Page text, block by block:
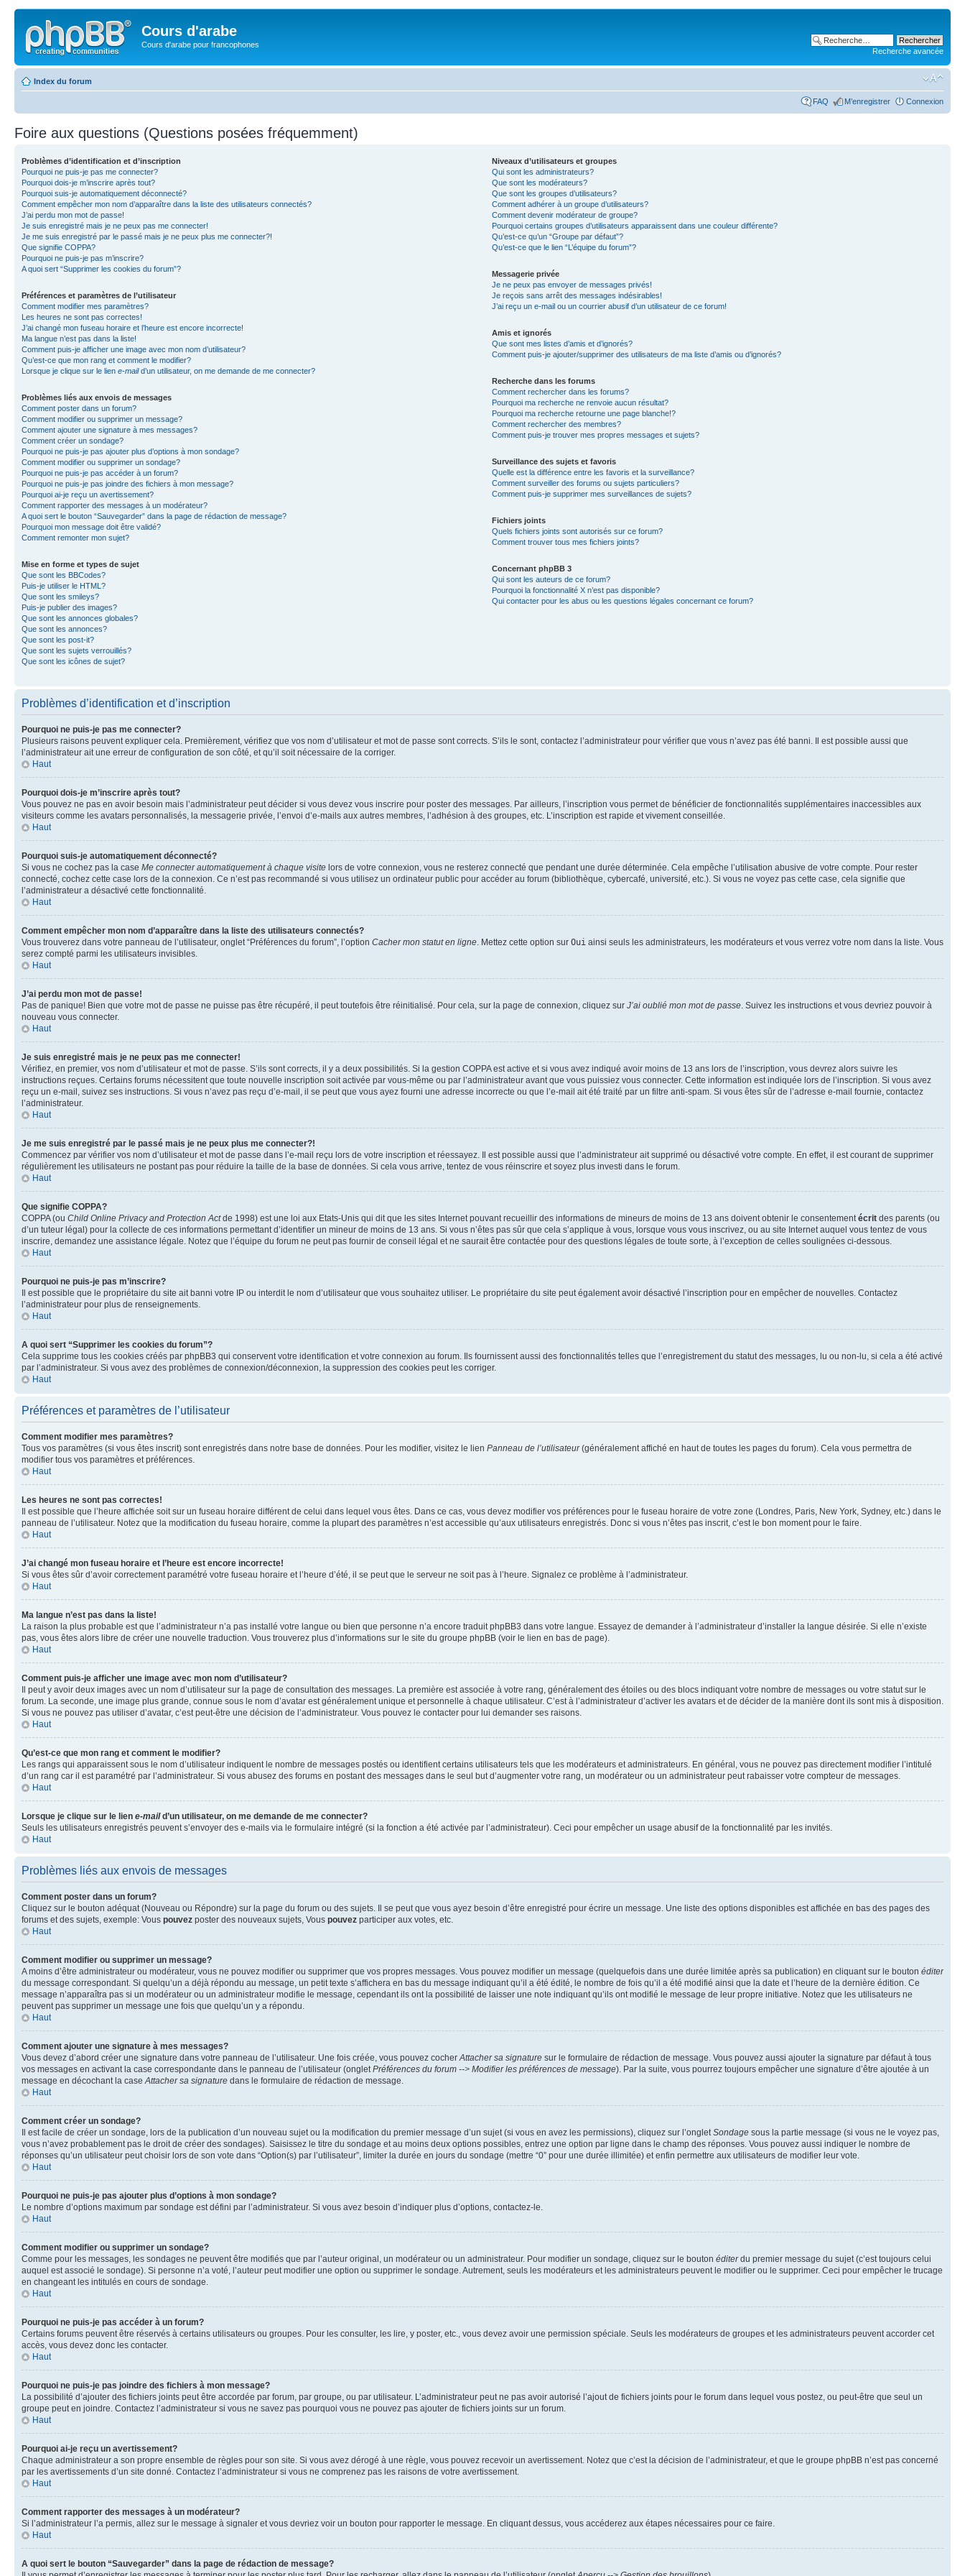
Cours d'arabe
Cours d'arabe pour francophones
Recherche avancée
Index du forum
FAQ M’enregistrer Connexion
Foire aux questions (Questions posées fréquemment)
Problèmes d’identification et d’inscription
Pourquoi ne puis-je pas me connecter?
Pourquoi dois-je m’inscrire après tout?
Pourquoi suis-je automatiquement déconnecté?
Comment empêcher mon nom d’apparaître dans la liste des utilisateurs connectés?
J’ai perdu mon mot de passe!
Je suis enregistré mais je ne peux pas me connecter!
Je me suis enregistré par le passé mais je ne peux plus me connecter?!
Que signifie COPPA?
Pourquoi ne puis-je pas m’inscrire?
A quoi sert “Supprimer les cookies du forum”?
Préférences et paramètres de l’utilisateur
Comment modifier mes paramètres?
Les heures ne sont pas correctes!
J’ai changé mon fuseau horaire et l’heure est encore incorrecte!
Ma langue n’est pas dans la liste!
Comment puis-je afficher une image avec mon nom d’utilisateur?
Qu’est-ce que mon rang et comment le modifier?
Lorsque je clique sur le lien e-maild’un utilisateur, on me demande de me connecter?
Problèmes liés aux envois de messages
Comment poster dans un forum?
Comment modifier ou supprimer un message?
Comment ajouter une signature à mes messages?
Comment créer un sondage?
Pourquoi ne puis-je pas ajouter plus d’options à mon sondage?
Comment modifier ou supprimer un sondage?
Pourquoi ne puis-je pas accéder à un forum?
Pourquoi ne puis-je pas joindre des fichiers à mon message?
Pourquoi ai-je reçu un avertissement?
Comment rapporter des messages à un modérateur?
A quoi sert le bouton “Sauvegarder” dans la page de rédaction de message?
Pourquoi mon message doit être validé?
Comment remonter mon sujet?
Mise en forme et types de sujet
Que sont les BBCodes?
Puis-je utiliser le HTML?
Que sont les smileys?
Puis-je publier des images?
Que sont les annonces globales?
Que sont les annonces?
Que sont les post-it?
Que sont les sujets verrouillés?
Que sont les icônes de sujet?
Niveaux d’utilisateurs et groupes
Qui sont les administrateurs?
Que sont les modérateurs?
Que sont les groupes d’utilisateurs?
Comment adhérer à un groupe d’utilisateurs?
Comment devenir modérateur de groupe?
Pourquoi certains groupes d’utilisateurs apparaissent dans une couleur différente?
Qu’est-ce qu’un “Groupe par défaut”?
Qu’est-ce que le lien “L’équipe du forum”?
Messagerie privée
Je ne peux pas envoyer de messages privés!
Je reçois sans arrêt des messages indésirables!
J’ai reçu un e-mail ou un courrier abusif d’un utilisateur de ce forum!
Amis et ignorés
Que sont mes listes d’amis et d’ignorés?
Comment puis-je ajouter/supprimer des utilisateurs de ma liste d’amis ou d’ignorés?
Recherche dans les forums
Comment rechercher dans les forums?
Pourquoi ma recherche ne renvoie aucun résultat?
Pourquoi ma recherche retourne une page blanche!?
Comment rechercher des membres?
Comment puis-je trouver mes propres messages et sujets?
Surveillance des sujets et favoris
Quelle est la différence entre les favoris et la surveillance?
Comment surveiller des forums ou sujets particuliers?
Comment puis-je supprimer mes surveillances de sujets?
Fichiers joints
Quels fichiers joints sont autorisés sur ce forum?
Comment trouver tous mes fichiers joints?
Concernant phpBB 3
Qui sont les auteurs de ce forum?
Pourquoi la fonctionnalité X n’est pas disponible?
Qui contacter pour les abus ou les questions légales concernant ce forum?
Problèmes d’identification et d’inscription
Pourquoi ne puis-je pas me connecter?
Plusieurs raisons peuvent expliquer cela. Premièrement, vérifiez que vos nom d’utilisateur et mot de passe sont corrects. S’ils le sont, contactez l’administrateur pour vérifier que vous n’avez pas été banni. Il est possible aussi que
l’administrateur ait une erreur de configuration de son côté, et qu’il soit nécessaire de la corriger.
Haut
Pourquoi dois-je m’inscrire après tout?
Vous pouvez ne pas en avoir besoin mais l’administrateur peut décider si vous devez vous inscrire pour poster des messages. Par ailleurs, l’inscription vous permet de bénéficier de fonctionnalités supplémentaires inaccessibles aux
visiteurs comme les avatars personnalisés, la messagerie privée, l’envoi d’e-mails aux autres membres, l’adhésion à des groupes, etc. L’inscription est rapide et vivement conseillée.
Haut
Pourquoi suis-je automatiquement déconnecté?
Si vous ne cochez pas la case Me connecter automatiquement à chaque visite lors de votre connexion, vous ne resterez connecté que pendant une durée déterminée. Cela empêche l’utilisation abusive de votre compte. Pour rester
connecté, cochez cette case lors de la connexion. Ce n’est pas recommandé si vous utilisez un ordinateur public pour accéder au forum (bibliothèque, cybercafé, université, etc.). Si vous ne voyez pas cette case, cela signifie que
l’administrateur a désactivé cette fonctionnalité.
Haut
Comment empêcher mon nom d’apparaître dans la liste des utilisateurs connectés?
Vous trouverez dans votre panneau de l’utilisateur, onglet “Préférences du forum”, l’option Cacher mon statut en ligne . Mettez cette option sur Oui ainsi seuls les administrateurs, les modérateurs et vous verrez votre nom dans la liste. Vous
serez compté parmi les utilisateurs invisibles.
Haut
J’ai perdu mon mot de passe!
Pas de panique! Bien que votre mot de passe ne puisse pas être récupéré, il peut toutefois être réinitialisé. Pour cela, sur la page de connexion, cliquez sur J’ai oublié mon mot de passe . Suivez les instructions et vous devriez pouvoir à
nouveau vous connecter.
Haut
Je suis enregistré mais je ne peux pas me connecter!
Vérifiez, en premier, vos nom d’utilisateur et mot de passe. S’ils sont corrects, il y a deux possibilités. Si la gestion COPPA est active et si vous avez indiqué avoir moins de 13 ans lors de l’inscription, vous devrez alors suivre les
instructions reçues. Certains forums nécessitent que toute nouvelle inscription soit activée par vous-même ou par l’administrateur avant que vous puissiez vous connecter. Cette information est indiquée lors de l’inscription. Si vous avez
reçu un e-mail, suivez ses instructions. Si vous n’avez pas reçu d’e-mail, il se peut que vous ayez fourni une adresse incorrecte ou que l’e-mail ait été traité par un filtre anti-spam. Si vous êtes sûr de l’adresse e-mail fournie, contactez
l’administrateur.
Haut
Je me suis enregistré par le passé mais je ne peux plus me connecter?!
Commencez par vérifier vos nom d’utilisateur et mot de passe dans l’e-mail reçu lors de votre inscription et réessayez. Il est possible aussi que l’administrateur ait supprimé ou désactivé votre compte. En effet, il est courant de supprimer
régulièrement les utilisateurs ne postant pas pour réduire la taille de la base de données. Si cela vous arrive, tentez de vous réinscrire et soyez plus investi dans le forum.
Haut
Que signifie COPPA?
COPPA (ou Child Online Privacy and Protection Actde 1998) est une loi aux Etats-Unis qui dit que les sites Internet pouvant recueillir des informations de mineurs de moins de 13 ans doivent obtenir le consentement écrit des parents (ou
d’un tuteur légal) pour la collecte de ces informations permettant d’identifier un mineur de moins de 13 ans. Si vous n’êtes pas sûr que cela s’applique à vous, lorsque vous vous inscrivez, ou au site Internet auquel vous tentez de vous
inscrire, demandez une assistance légale. Notez que l’équipe du forum ne peut pas fournir de conseil légal et ne saurait être contactée pour des questions légales de toute sorte, à l’exception de celles soulignées ci-dessous.
Haut
Pourquoi ne puis-je pas m’inscrire?
Il est possible que le propriétaire du site ait banni votre IP ou interdit le nom d’utilisateur que vous souhaitez utiliser. Le propriétaire du site peut également avoir désactivé l’inscription pour en empêcher de nouvelles. Contactez
l’administrateur pour plus de renseignements.
Haut
A quoi sert “Supprimer les cookies du forum”?
Cela supprime tous les cookies créés par phpBB3 qui conservent votre identification et votre connexion au forum. Ils fournissent aussi des fonctionnalités telles que l’enregistrement du statut des messages, lu ou non-lu, si cela a été activé
par l’administrateur. Si vous avez des problèmes de connexion/déconnexion, la suppression des cookies peut les corriger.
Haut
Préférences et paramètres de l’utilisateur
Comment modifier mes paramètres?
Tous vos paramètres (si vous êtes inscrit) sont enregistrés dans notre base de données. Pour les modifier, visitez le lien Panneau de l’utilisateur(généralement affiché en haut de toutes les pages du forum). Cela vous permettra de
modifier tous vos paramètres et préférences.
Haut
Les heures ne sont pas correctes!
Il est possible que l’heure affichée soit sur un fuseau horaire différent de celui dans lequel vous êtes. Dans ce cas, vous devez modifier vos préférences pour le fuseau horaire de votre zone (Londres, Paris, New York, Sydney, etc.) dans le
panneau de l’utilisateur. Notez que la modification du fuseau horaire, comme la plupart des paramètres n’est accessible qu’aux utilisateurs enregistrés. Donc si vous n’êtes pas inscrit, c’est le bon moment pour le faire.
Haut
J’ai changé mon fuseau horaire et l’heure est encore incorrecte!
Si vous êtes sûr d’avoir correctement paramétré votre fuseau horaire et l’heure d’été, il se peut que le serveur ne soit pas à l’heure. Signalez ce problème à l’administrateur.
Haut
Ma langue n’est pas dans la liste!
La raison la plus probable est que l’administrateur n’a pas installé votre langue ou bien que personne n’a encore traduit phpBB3 dans votre langue. Essayez de demander à l’administrateur d’installer la langue désirée. Si elle n’existe
pas, vous êtes alors libre de créer une nouvelle traduction. Vous trouverez plus d’informations sur le site du groupe phpBB (voir le lien en bas de page).
Haut
Comment puis-je afficher une image avec mon nom d’utilisateur?
Il peut y avoir deux images avec un nom d’utilisateur sur la page de consultation des messages. La première est associée à votre rang, généralement des étoiles ou des blocs indiquant votre nombre de messages ou votre statut sur le
forum. La seconde, une image plus grande, connue sous le nom d’avatar est généralement unique et personnelle à chaque utilisateur. C’est à l’administrateur d’activer les avatars et de décider de la manière dont ils sont mis à disposition.
Si vous ne pouvez pas utiliser d’avatar, c’est peut-être une décision de l’administrateur. Vous pouvez le contacter pour lui demander ses raisons.
Haut
Qu’est-ce que mon rang et comment le modifier?
Les rangs qui apparaissent sous le nom d’utilisateur indiquent le nombre de messages postés ou identifient certains utilisateurs tels que les modérateurs et administrateurs. En général, vous ne pouvez pas directement modifier l’intitulé
d’un rang car il est paramétré par l’administrateur. Si vous abusez des forums en postant des messages dans le seul but d’augmenter votre rang, un modérateur ou un administrateur peut rabaisser votre compteur de messages.
Haut
Lorsque je clique sur le lien e-maild’un utilisateur, on me demande de me connecter?
Seuls les utilisateurs enregistrés peuvent s’envoyer des e-mails via le formulaire intégré (si la fonction a été activée par l’administrateur). Ceci pour empêcher un usage abusif de la fonctionnalité par les invités.
Haut
Problèmes liés aux envois de messages
Comment poster dans un forum?
Cliquez sur le bouton adéquat (Nouveau ou Répondre) sur la page du forum ou des sujets. Il se peut que vous ayez besoin d’être enregistré pour écrire un message. Une liste des options disponibles est affichée en bas des pages des
forums et des sujets, exemple: Vous pouvez poster des nouveaux sujets, Vous pouvez participer aux votes, etc.
Haut
Comment modifier ou supprimer un message?
A moins d’être administrateur ou modérateur, vous ne pouvez modifier ou supprimer que vos propres messages. Vous pouvez modifier un message (quelquefois dans une durée limitée après sa publication) en cliquant sur le bouton éditer
du message correspondant. Si quelqu’un a déjà répondu au message, un petit texte s’affichera en bas du message indiquant qu’il a été édité, le nombre de fois qu’il a été modifié ainsi que la date et l’heure de la dernière édition. Ce
message n’apparaîtra pas si un modérateur ou un administrateur modifie le message, cependant ils ont la possibilité de laisser une note indiquant qu’ils ont modifié le message de leur propre initiative. Notez que les utilisateurs ne
peuvent pas supprimer un message une fois que quelqu’un y a répondu.
Haut
Comment ajouter une signature à mes messages?
Vous devez d’abord créer une signature dans votre panneau de l’utilisateur. Une fois créée, vous pouvez cocher Attacher sa signature sur le formulaire de rédaction de message. Vous pouvez aussi ajouter la signature par défaut à tous
vos messages en activant la case correspondante dans le panneau de l’utilisateur (onglet Préférences du forum --> Modifier les préférences de message). Par la suite, vous pourrez toujours empêcher une signature d’être ajoutée à un
message en décochant la case Attacher sa signature dans le formulaire de rédaction de message.
Haut
Comment créer un sondage?
Il est facile de créer un sondage, lors de la publication d’un nouveau sujet ou la modification du premier message d’un sujet (si vous en avez les permissions), cliquez sur l’onglet Sondage sous la partie message (si vous ne le voyez pas,
vous n’avez probablement pas le droit de créer des sondages). Saisissez le titre du sondage et au moins deux options possibles, entrez une option par ligne dans le champ des réponses. Vous pouvez aussi indiquer le nombre de
réponses qu’un utilisateur peut choisir lors de son vote dans “Option(s) par l’utilisateur”, limiter la durée en jours du sondage (mettre “0” pour une durée illimitée) et enfin permettre aux utilisateurs de modifier leur vote.
Haut
Pourquoi ne puis-je pas ajouter plus d’options à mon sondage?
Le nombre d’options maximum par sondage est défini par l’administrateur. Si vous avez besoin d’indiquer plus d’options, contactez-le.
Haut
Comment modifier ou supprimer un sondage?
Comme pour les messages, les sondages ne peuvent être modifiés que par l’auteur original, un modérateur ou un administrateur. Pour modifier un sondage, cliquez sur le bouton éditerdu premier message du sujet (c’est toujours celui
auquel est associé le sondage). Si personne n’a voté, l’auteur peut modifier une option ou supprimer le sondage. Autrement, seuls les modérateurs et les administrateurs peuvent le modifier ou le supprimer. Ceci pour empêcher le trucage
en changeant les intitulés en cours de sondage.
Haut
Pourquoi ne puis-je pas accéder à un forum?
Certains forums peuvent être réservés à certains utilisateurs ou groupes. Pour les consulter, les lire, y poster, etc., vous devez avoir une permission spéciale. Seuls les modérateurs de groupes et les administrateurs peuvent accorder cet
accès, vous devez donc les contacter.
Haut
Pourquoi ne puis-je pas joindre des fichiers à mon message?
La possibilité d’ajouter des fichiers joints peut être accordée par forum, par groupe, ou par utilisateur. L’administrateur peut ne pas avoir autorisé l’ajout de fichiers joints pour le forum dans lequel vous postez, ou peut-être que seul un
groupe peut en joindre. Contactez l’administrateur si vous ne savez pas pourquoi vous ne pouvez pas ajouter de fichiers joints sur un forum.
Haut
Pourquoi ai-je reçu un avertissement?
Chaque administrateur a son propre ensemble de règles pour son site. Si vous avez dérogé à une règle, vous pouvez recevoir un avertissement. Notez que c’est la décision de l’administrateur, et que le groupe phpBB n’est pas concerné
par les avertissements d’un site donné. Contactez l’administrateur si vous ne comprenez pas les raisons de votre avertissement.
Haut
Comment rapporter des messages à un modérateur?
Si l’administrateur l’a permis, allez sur le message à signaler et vous devriez voir un bouton pour rapporter le message. En cliquant dessus, vous accéderez aux étapes nécessaires pour ce faire.
Haut
A quoi sert le bouton “Sauvegarder” dans la page de rédaction de message?